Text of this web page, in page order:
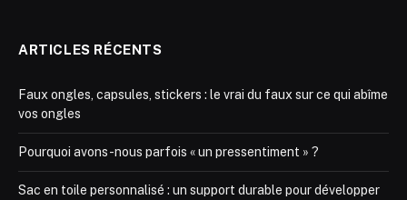
ARTICLES RÉCENTS
Faux ongles, capsules, stickers : le vrai du faux sur ce qui abîme
vos ongles
Pourquoi avons-nous parfois « un pressentiment » ?
Sac en toile personnalisé : un support durable pour développer